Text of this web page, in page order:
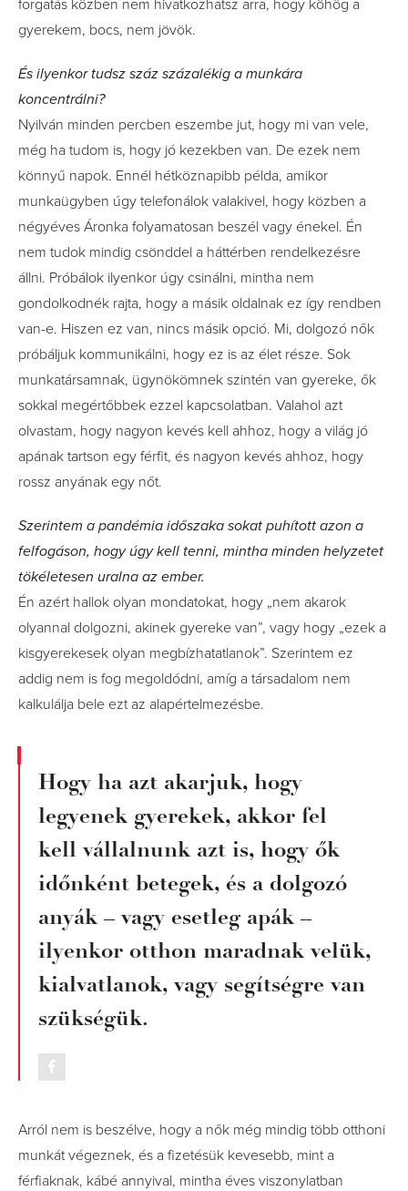
forgatás közben nem hivatkozhatsz arra, hogy köhög a
gyerekem, bocs, nem jövök.
És ilyenkor tudsz száz százalékig a munkára
koncentrálni?
Nyilván minden percben eszembe jut, hogy mi van vele,
még ha tudom is, hogy jó kezekben van. De ezek nem
könnyű napok. Ennél hétköznapibb példa, amikor
munkaügyben úgy telefonálok valakivel, hogy közben a
négyéves Áronka folyamatosan beszél vagy énekel. Én
nem tudok mindig csönddel a háttérben rendelkezésre
állni. Próbálok ilyenkor úgy csinálni, mintha nem
gondolkodnék rajta, hogy a másik oldalnak ez így rendben
van-e. Hiszen ez van, nincs másik opció. Mi, dolgozó nők
próbáljuk kommunikálni, hogy ez is az élet része. Sok
munkatársamnak, ügynökömnek szintén van gyereke, ők
sokkal megértőbbek ezzel kapcsolatban. Valahol azt
olvastam, hogy nagyon kevés kell ahhoz, hogy a világ jó
apának tartson egy férfit, és nagyon kevés ahhoz, hogy
rossz anyának egy nőt.
Szerintem a pandémia időszaka sokat puhított azon a
felfogáson, hogy úgy kell tenni, mintha minden helyzetet
tökéletesen uralna az ember.
Én azért hallok olyan mondatokat, hogy „nem akarok
olyannal dolgozni, akinek gyereke van”, vagy hogy „ezek a
kisgyerekesek olyan megbízhatatlanok”. Szerintem ez
addig nem is fog megoldódni, amíg a társadalom nem
kalkulálja bele ezt az alapértelmezésbe.
Hogy ha azt akarjuk, hogy
legyenek gyerekek, akkor fel
kell vállalnunk azt is, hogy ők
időnként betegek, és a dolgozó
anyák – vagy esetleg apák –
ilyenkor otthon maradnak velük,
kialvatlanok, vagy segítségre van
szükségük.
Arról nem is beszélve, hogy a nők még mindig több otthoni
munkát végeznek, és a fizetésük kevesebb, mint a
férfiaknak, kábé annyival, mintha éves viszonylatban